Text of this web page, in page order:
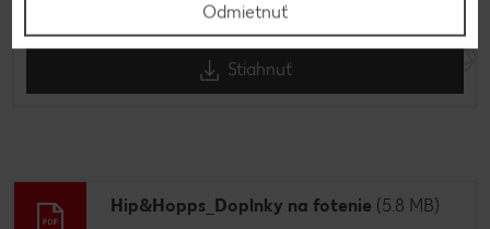
Stiahnuť
Hip&Hopps_Doplnky na fotenie (5.8 MB)
Odmietnuť